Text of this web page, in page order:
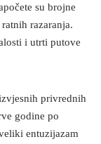
su brojne
razaranja.
i utrti putove
privrednih
godine po
entuzijazam